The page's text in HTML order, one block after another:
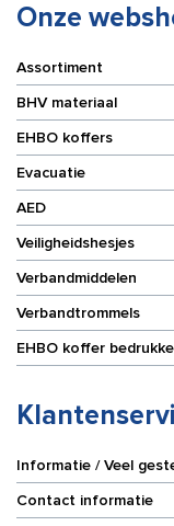
Onze
Assortiment
BHV materiaal
EHBO koffers
Evacuatie
AED
Veiligheidshesjes
Verbandmiddelen
Verbandtrommels
EHBO koffer
Informatie / Veel
Contact informatie